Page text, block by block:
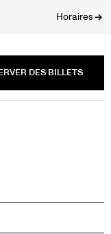
Horaires